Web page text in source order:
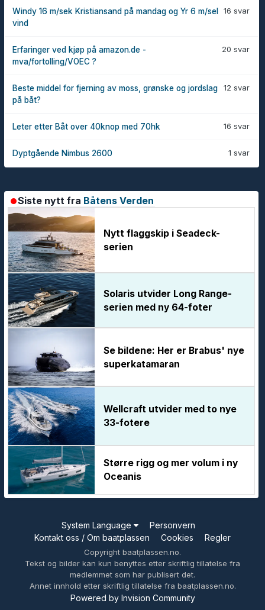
16 svar
Windy 16 m/sek Kristiansand på mandag og Yr 6 m/sel
vind
20 svar
Erfaringer ved kjøp på amazon.de -
mva/fortolling/VOEC ?
12 svar
Beste middel for fjerning av moss, grønske og jordslag
på båt?
16 svar
Leter etter Båt over 40knop med 70hk
1 svar
Dyptgående Nimbus 2600
Siste nytt fra Båtens Verden
Nytt flaggskip i Seadeck-
serien
Solaris utvider Long Range-
serien med ny 64-foter
Se bildene: Her er Brabus' nye
superkatamaran
Wellcraft utvider med to nye
33-fotere
Større rigg og mer volum i ny
Oceanis
System Language
Personvern
Kontakt oss / Om baatplassen
Cookies Regler
Copyright baatplassen.no.
Tekst og bilder kan kun benyttes etter skriftlig tillatelse fra
medlemmet som har publisert det.
Annet innhold etter skriftlig tillatelse fra baatplassen.no.
Powered by Invision Community